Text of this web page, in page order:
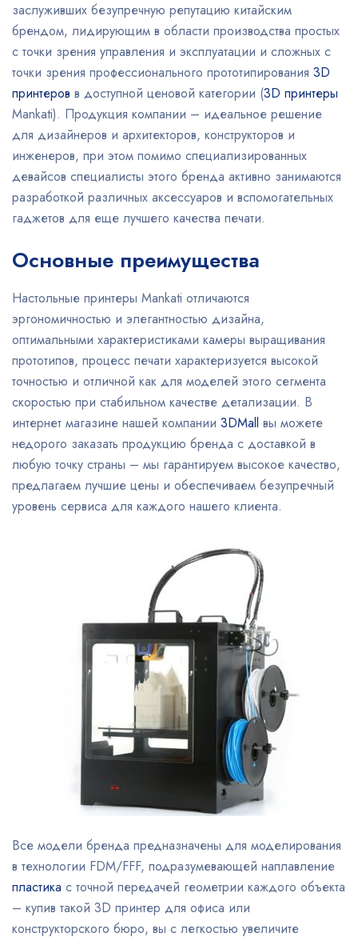
заслуживших безупречную репутацию китайским
брендом, лидирующим в области производства простых
с точки зрения управления и эксплуатации и сложных с
точки зрения профессионального прототипирования 3D
принтеров в доступной ценовой категории (3D принтеры
Mankati). Продукция компании – идеальное решение
для дизайнеров и архитекторов, конструкторов и
инженеров, при этом помимо специализированных
девайсов специалисты этого бренда активно занимаются
разработкой различных аксессуаров и вспомогательных
гаджетов для еще лучшего качества печати.
Основные преимущества
Настольные принтеры Mankati отличаются
эргономичностью и элегантностью дизайна,
оптимальными характеристиками камеры выращивания
прототипов, процесс печати характеризуется высокой
точностью и отличной как для моделей этого сегмента
скоростью при стабильном качестве детализации. В
интернет магазине нашей компании 3DMall вы можете
недорого заказать продукцию бренда с доставкой в
любую точку страны – мы гарантируем высокое качество,
предлагаем лучшие цены и обеспечиваем безупречный
уровень сервиса для каждого нашего клиента.
Все модели бренда предназначены для моделирования
в технологии FDM/FFF, подразумевающей наплавление
пластика с точной передачей геометрии каждого объекта
– купив такой 3D принтер для офиса или
конструкторского бюро, вы с легкостью увеличите